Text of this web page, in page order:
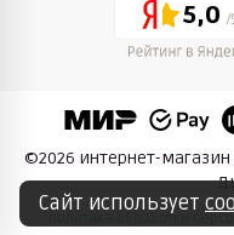
5,0
©2026 интернет-
политика обработки
Сайт использует